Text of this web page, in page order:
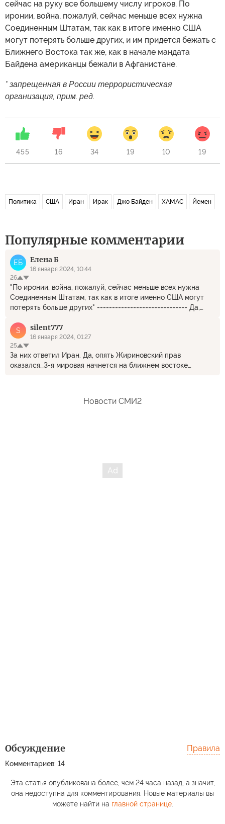
сейчас на руку все большему числу игроков. По
иронии, война, пожалуй, сейчас меньше всех нужна
Соединенным Штатам, так как в итоге именно США
могут потерять больше других, и им придется бежать с
Ближнего Востока так же, как в начале мандата
Байдена американцы бежали в Афганистане.
* запрещенная в России террористическая
организация, прим. ред.
455 16 34 19 10 19
Политика США Иран Ирак Джо Байден ХАМАС Йемен
Популярные комментарии
ЕБ Елена Б
16 января 2024, 10:44
26
"По иронии, война, пожалуй, сейчас меньше всех нужна
Соединенным Штатам, так как в итоге именно США могут
потерять больше других" ------------------------------ Да,
войнах, что не останавливается не перед чем, чтобы их
развязать. но как в сказке про золотую антилопу, войн тоже
может быть слишком много... США в итоге захлебнуться в
этом хаосе и останутся не с чем.. Единственное очень жаль,
что погибнет очень много людей, будет истрачена куча
S silent777
16 января 2024, 01:27
25
За них ответил Иран. Да, опять Жириновский прав
оказался…3-я мировая начнется на ближнем востоке…
Новости СМИ2
Обсуждение
Комментариев: 14
Правила
Эта статья опубликована более, чем 24 часа назад, а значит,
она недоступна для комментирования. Новые материалы вы
можете найти на главной странице.